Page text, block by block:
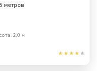
метров
2,0 м